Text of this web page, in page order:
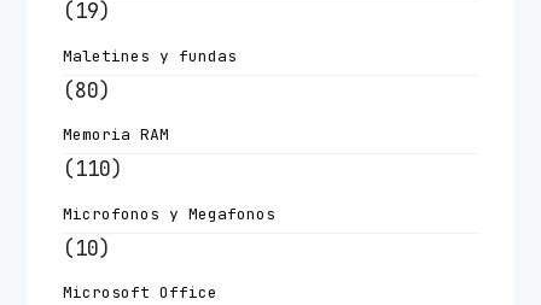
(19)
Maletines y fundas
(80)
Memoria RAM
(110)
Microfonos y Megafonos
(10)
Microsoft Office